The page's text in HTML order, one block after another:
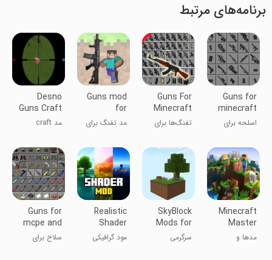
برنامه‌های مرتبط
Guns for
minecraft
اسلحه برای
Guns For
Minecraft
PE-3D
تفنگ‌ها برای
3D
Guns mod
for
Minecraft
مد تفنگ برای
Desno
Guns Craft
Mod for
مد craft
برای MCPE
Minecraft
Master
Mods &
Maps
مدها و
SkyBlock
Mods for
Minecraft
PE
سرگرمی
Realistic
Shader
Mod
Minecraft
مود گرافیکی
Guns for
mcpe and
mine
سلاح برای